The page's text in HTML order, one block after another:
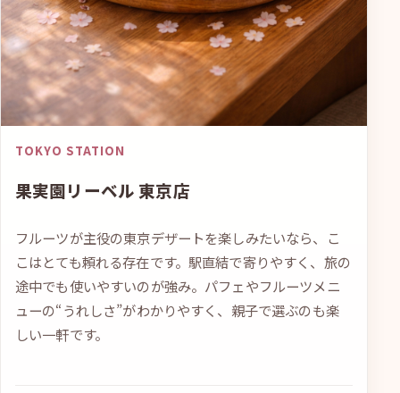
TOKYO STATION
果実園リーベル 東京店
フルーツが主役の東京デザートを楽しみたいなら、こ
こはとても頼れる存在です。駅直結で寄りやすく、旅の
途中でも使いやすいのが強み。パフェやフルーツメニ
ューの“うれしさ”がわかりやすく、親子で選ぶのも楽
しい一軒です。